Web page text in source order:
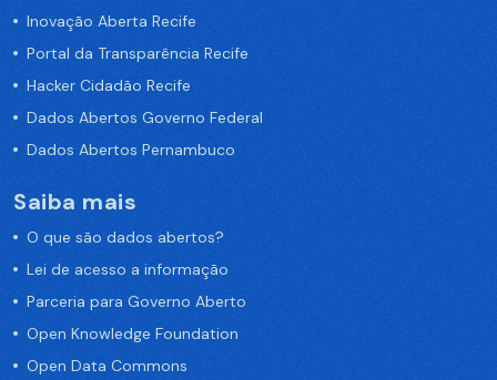
Inovação Aberta Recife
Portal da Transparência Recife
Hacker Cidadão Recife
Dados Abertos Governo Federal
Dados Abertos Pernambuco
Saiba mais
O que são dados abertos?
Lei de acesso a informação
Parceria para Governo Aberto
Open Knowledge Foundation
Open Data Commons